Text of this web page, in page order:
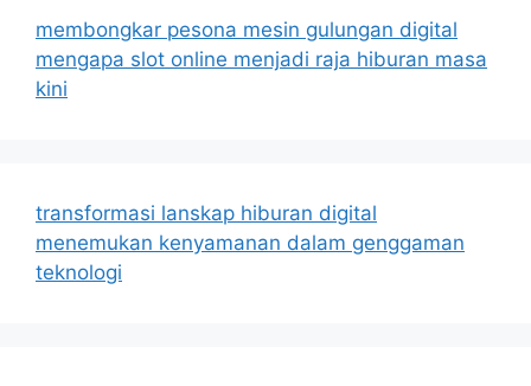
membongkar pesona mesin gulungan digital
mengapa slot online menjadi raja hiburan masa
kini
transformasi lanskap hiburan digital
menemukan kenyamanan dalam genggaman
teknologi